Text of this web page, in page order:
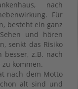
nach
Für
besteht ein ganz
und hören
senkt das Risiko
z.B. nach
kommen.
nach dem Motto
alt sind und